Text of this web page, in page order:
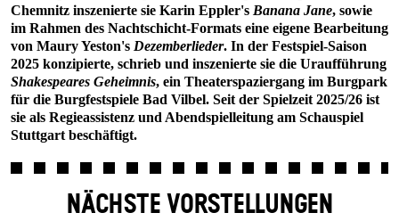
Chemnitz inszenierte sie Karin Eppler's Banana Jane, sowie
im Rahmen des Nachtschicht-Formats eine eigene Bearbeitung
von Maury Yeston's Dezemberlieder. In der Festspiel-Saison
2025 konzipierte, schrieb und inszenierte sie die Uraufführung
Shakespeares Geheimnis, ein Theaterspaziergang im Burgpark
für die Burgfestspiele Bad Vilbel. Seit der Spielzeit 2025/26 ist
sie als Regieassistenz und Abendspielleitung am Schauspiel
Stuttgart beschäftigt.
NÄCHSTE VORSTELLUNGEN